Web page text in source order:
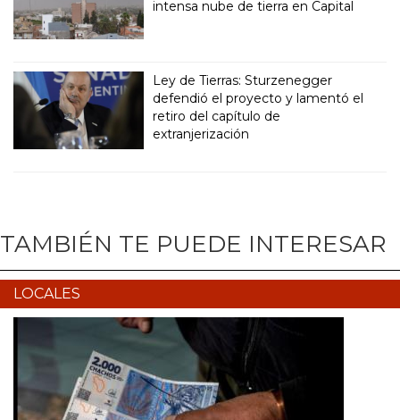
intensa nube de tierra en Capital
Ley de Tierras: Sturzenegger
defendió el proyecto y lamentó el
retiro del capítulo de
extranjerización
TAMBIÉN TE PUEDE INTERESAR
LOCALES